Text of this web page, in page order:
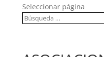
Seleccionar página